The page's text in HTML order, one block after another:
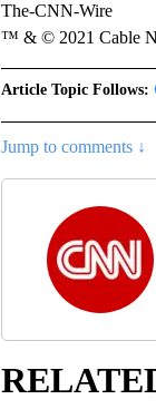
The-CNN-Wire
™ & © 2021 Cable
Article Topic Follows:
Jump to comments ↓